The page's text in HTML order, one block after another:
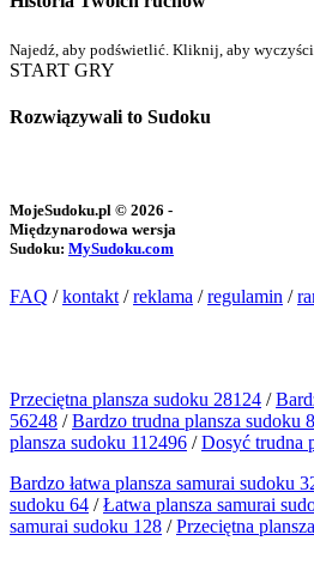
Najedź, aby podświetlić. Kliknij, aby
START GRY
Rozwiązywali to Sudoku
MojeSudoku.pl © 2026 -
Międzynarodowa wersja
Sudoku: MySudoku.com
FAQ /kontakt /reklama /regulamin /
Przeciętna plansza sudoku 28124 /
56248 /Bardzo trudna plansza sudoku
plansza sudoku 112496 /Dosyć trudna
Bardzo łatwa plansza samurai sudoku
sudoku 64 /Łatwa plansza samurai
samurai sudoku 128 /Przeciętna